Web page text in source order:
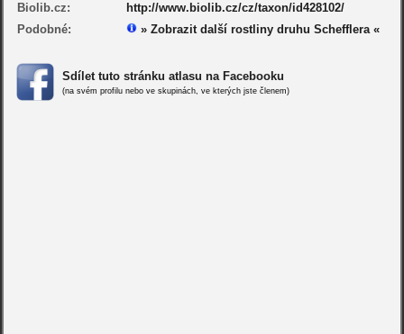
Biolib.cz:
http://www.biolib.cz/cz/taxon/id428102/
Podobné:
» Zobrazit další rostliny druhu Schefflera «
Sdílet tuto stránku atlasu na Facebooku
(na svém profilu nebo ve skupinách, ve kterých jste členem)